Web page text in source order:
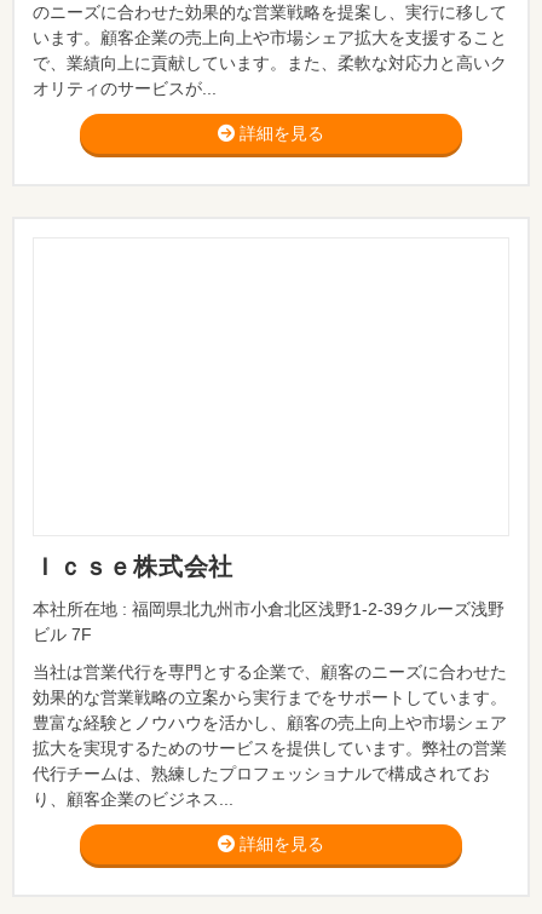
のニーズに合わせた効果的な営業戦略を提案し、実行に移して
います。顧客企業の売上向上や市場シェア拡大を支援すること
で、業績向上に貢献しています。また、柔軟な対応力と高いク
オリティのサービスが...
詳細を見る
Ｉｃｓｅ株式会社
本社所在地 : 福岡県北九州市小倉北区浅野1-2-39クルーズ浅野
ビル 7F
当社は営業代行を専門とする企業で、顧客のニーズに合わせた
効果的な営業戦略の立案から実行までをサポートしています。
豊富な経験とノウハウを活かし、顧客の売上向上や市場シェア
拡大を実現するためのサービスを提供しています。弊社の営業
代行チームは、熟練したプロフェッショナルで構成されてお
り、顧客企業のビジネス...
詳細を見る